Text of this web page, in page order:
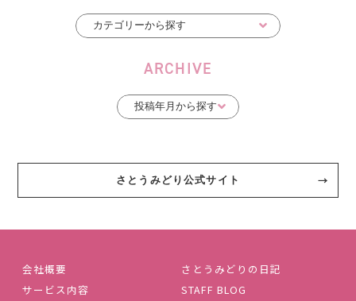
ARCHIVE
さとうみどり公式サイト
会社概要
サービス内容
さとうみどりの日記
STAFF BLOG